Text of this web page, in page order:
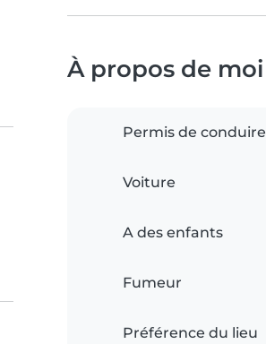
À propos de moi
Permis de conduire
Voiture
A des enfants
Fumeur
Préférence du lieu